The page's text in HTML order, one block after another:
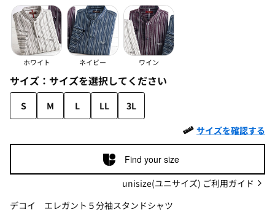
ホワイト ネイビー ワイン
サイズ： サイズを選択してください
S M L LL
3L
サイズを確認する
Find your size
unisize(ユニサイズ) ご利用ガイド
デコイ エレガント５分袖スタンドシャツ